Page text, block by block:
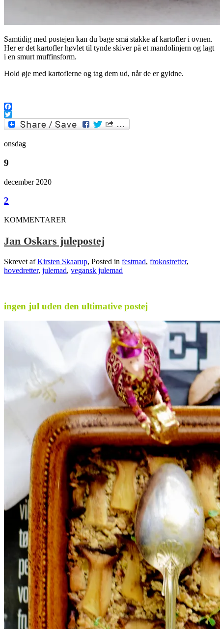
Samtidig med postejen kan du bage små stakke af kartofler i ovnen.
Her er det kartofler høvlet til tynde skiver på et mandolinjern og lagt
i en smurt muffinsform.
Hold øje med kartoflerne og tag dem ud, når de er gyldne.
Facebook
Twitter
onsdag
9
december 2020
2
KOMMENTARER
Jan Oskars julepostej
Skrevet afKirsten Skaarup, Posted in festmad, frokostretter,
hovedretter, julemad, vegansk julemad
ingen jul uden den ultimative postej